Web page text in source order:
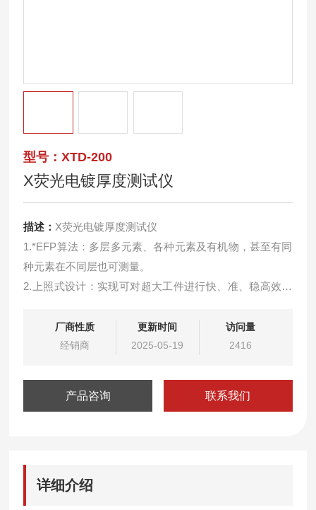
型号：XTD-200
X荧光电镀厚度测试仪
描述： X荧光电镀厚度测试仪
1.*EFP算法：多层多元素、各种元素及有机物，甚至有同
种元素在不同层也可测量。
2.上照式设计：实现可对超大工件进行快、准、稳高效率
3.自动对焦：高低大小样品可快速清晰对焦。
4.变焦装置算法：可对大90mm深度的凹槽高低落差件直
厂商性质
经销商
更新时间
2025-05-19
访问量
2416
产品咨询 联系我们
详细介绍